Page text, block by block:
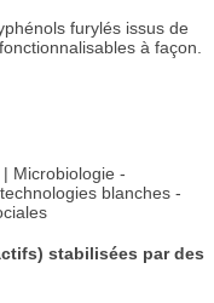
furylés issus de
à façon.
Microbiologie -
blanches -
stabilisées par des